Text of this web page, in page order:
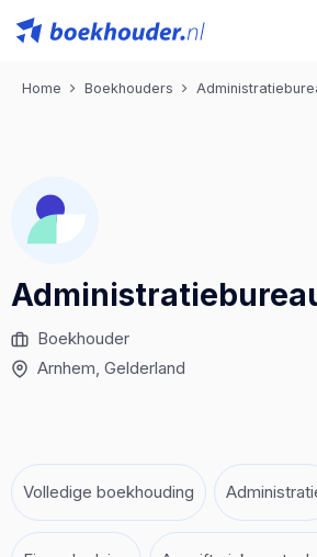
Home Boekhouders
Boekhouder
Arnhem, Gelderland
Volledige boekhouding